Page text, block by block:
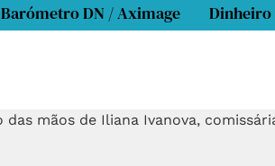
Barómetro DN / Aximage Dinheiro